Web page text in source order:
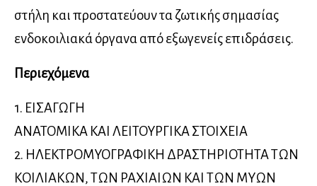
στήλη και προστατεύουν τα ζωτικής σημασίας
ενδοκοιλιακά όργανα από εξωγενείς επιδράσεις.
Περιεχόμενα
1. ΕΙΣΑΓΩΓΗ
ΑΝΑΤΟΜΙΚΑ ΚΑΙ ΛΕΙΤΟΥΡΓΙΚΑ ΣΤΟΙΧΕΙΑ
2. ΗΛΕΚΤΡΟΜΥΟΓΡΑΦΙΚΗ ΔΡΑΣΤΗΡΙΟΤΗΤΑ ΤΩΝ
ΚΟΙΛΙΑΚΩΝ, ΤΩΝ ΡΑΧΙΑΙΩΝ ΚΑΙ ΤΩΝ ΜΥΩΝ